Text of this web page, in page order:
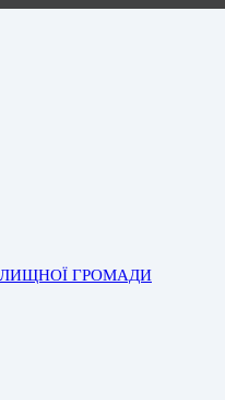
ГРОМАДИ